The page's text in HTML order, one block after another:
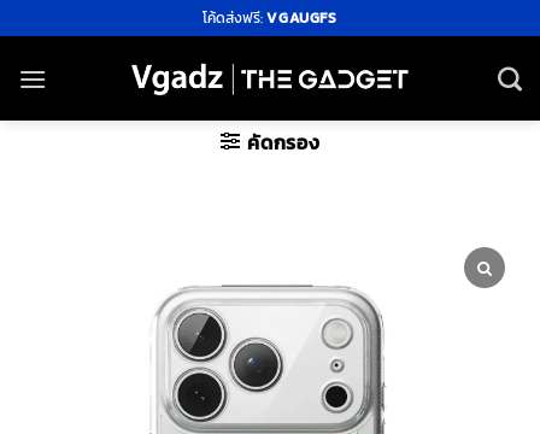
ไป
ยัง
โค้ดส่งฟรี:VGAUGFS
คัดกรอง